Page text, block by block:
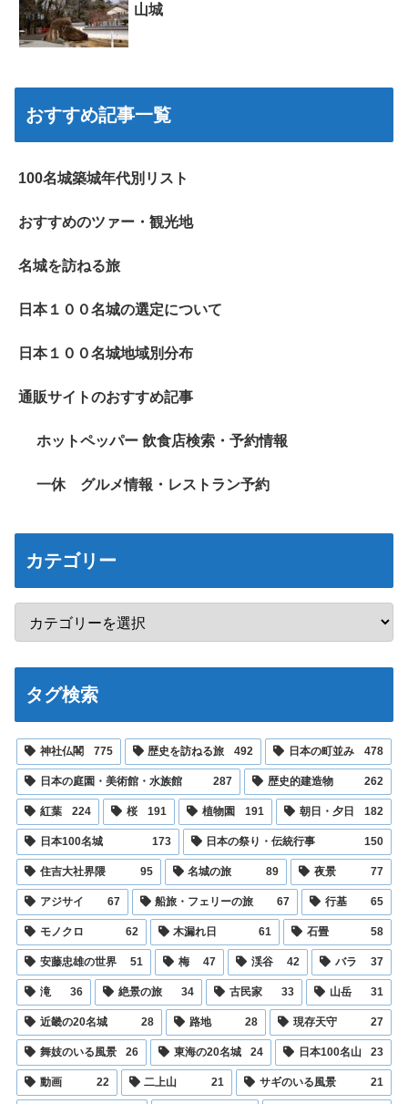
山城
おすすめ記事一覧
100名城築城年代別リスト
おすすめのツァー・観光地
名城を訪ねる旅
日本１００名城の選定について
日本１００名城地域別分布
通販サイトのおすすめ記事
ホットペッパー 飲食店検索・予約情報
一休 グルメ情報・レストラン予約
カテゴリー
タグ検索
神社仏閣 775 歴史を訪ねる旅 492 日本の町並み 478
日本の庭園・美術館・水族館 287 歴史的建造物 262
紅葉 224 桜 191 植物園 191 朝日・夕日 182
日本100名城 173 日本の祭り・伝統行事 150
住吉大社界隈 95 名城の旅 89 夜景 77
アジサイ 67 船旅・フェリーの旅 67 行基 65
モノクロ 62 木漏れ日 61 石畳 58
安藤忠雄の世界 51 梅 47 渓谷 42 バラ 37
滝 36 絶景の旅 34 古民家 33 山岳 31
近畿の20名城 28 路地 28 現存天守 27
舞妓のいる風景 26 東海の20名城 24 日本100名山 23
動画 22 二上山 21 サギのいる風景 21